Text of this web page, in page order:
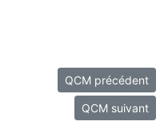
QCM précédent
QCM suivant